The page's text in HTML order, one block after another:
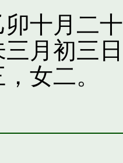
十月二
三月初三
女二。